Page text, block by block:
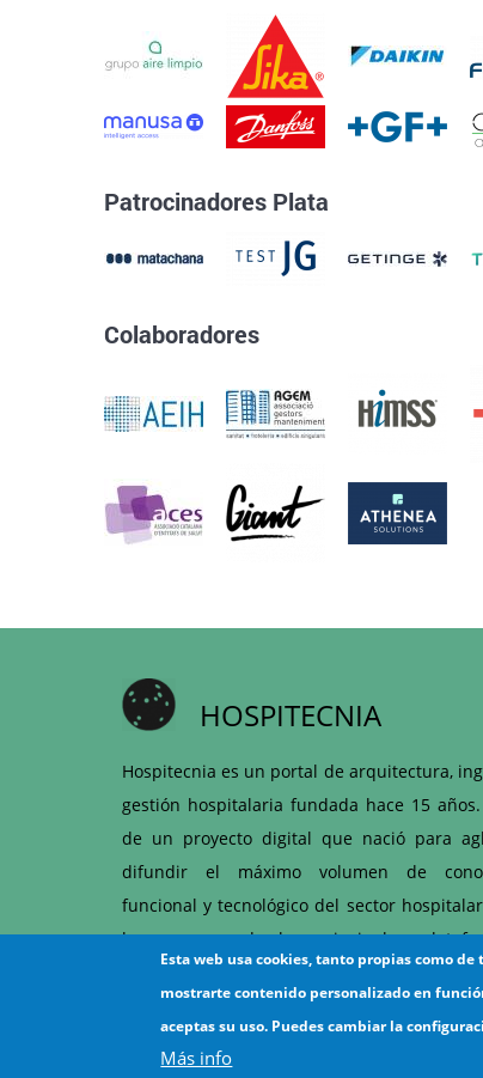
Patrocinadores Plata
Colaboradores
HOSPITECNIA
Hospitecnia es un portal de arquitectura,
gestión hospitalaria fundada hace 15
de un proyecto digital que nació para
difundir el máximo volumen de
funcional y tecnológico del sector
hoy es una de las principales
articulación entre hospitales y
ámbito sanitario.
Esta web usa cookies, tanto propias como
mostrarte contenido personalizado en
aceptas su uso. Puedes cambiar la
Más info